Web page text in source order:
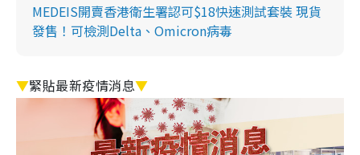
MEDEIS開賣香港衛生署認可$18快速測試套裝 現貨
發售！可檢測Delta、Omicron病毒
▼緊貼最新疫情消息▼